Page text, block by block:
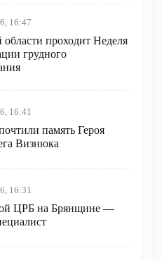
16:47
области проходит Неделя
грудного
16:41
память Героя
Визнюка
16:31
ЦРБ на Брянщине —